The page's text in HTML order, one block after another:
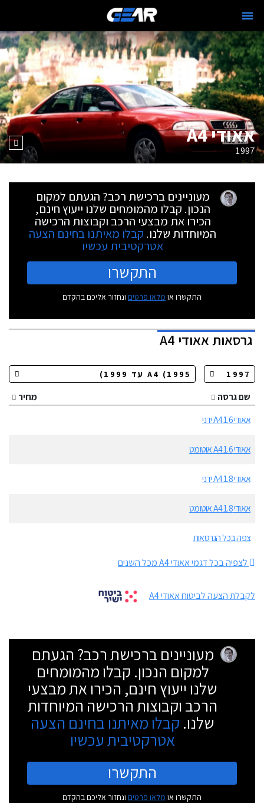
אאודי A4
1997
מעוניינים ברכישת רכב? הגעתם למקום
הנכון. קבלו מהמומחים שלנו ייעוץ חינם,
הכירו את מבצעי הרכב וקבוצות הרכישה
המיוחדות שלנו. קבלו מאיתנו בחינם הצעה
אטרקטיבית עכשיו
התקשרו
התקשרו או מלאו פרטים ונחזור אליכם בהקדם
גרסאותאאודי A4
שם גרסה
מחיר
אאודי A4 1.6 ידני
אאודי A4 1.6 אוטומט
אאודי A4 1.8 ידני
אאודי A4 1.8 אוטומט
צפה בכל הגרסאות
לצפיה בכל דגמי אאודי A4 מכל השנים
לקבלת הצעה לביטוח אאודי A4
מעוניינים ברכישת רכב? הגעתם
למקום הנכון. קבלו מהמומחים
שלנו ייעוץ חינם, הכירו את מבצעי
הרכב וקבוצות הרכישה המיוחדות
שלנו. קבלו מאיתנו בחינם הצעה
אטרקטיבית עכשיו
התקשרו
התקשרו או מלאו פרטים ונחזור אליכם בהקדם